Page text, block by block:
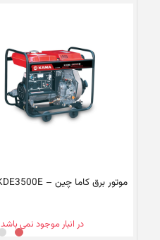
موتور برق کاما چین – KDE3500E
در انبار موجود نمی باشد